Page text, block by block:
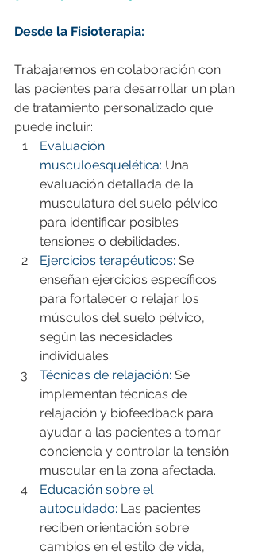
Desde la Fisioterapia:
Trabajaremos en colaboración con
las pacientes para desarrollar un plan
de tratamiento personalizado que
puede incluir:
Evaluación
musculoesquelética: Una
evaluación detallada de la
musculatura del suelo pélvico
para identificar posibles
tensiones o debilidades.
Ejercicios terapéuticos: Se
enseñan ejercicios específicos
para fortalecer o relajar los
músculos del suelo pélvico,
según las necesidades
individuales.
Técnicas de relajación: Se
implementan técnicas de
relajación y biofeedback para
ayudar a las pacientes a tomar
conciencia y controlar la tensión
muscular en la zona afectada.
Educación sobre el
autocuidado: Las pacientes
reciben orientación sobre
cambios en el estilo de vida,